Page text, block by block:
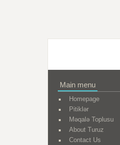
Main menu
Homepage
Pitiklər
Məqalə Toplusu
About Turuz
Contact Us